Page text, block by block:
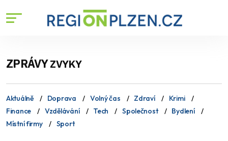
ZPRÁVYZVYKY
Aktuálně Doprava Volný čas Zdraví
Krimi
Finance
Vzdělávání Tech Společnost
Bydlení
Místní firmy
Sport